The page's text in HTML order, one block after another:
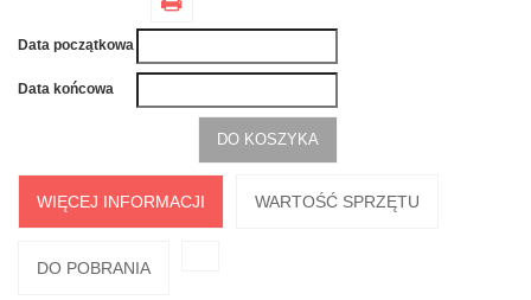
Data początkowa
Data końcowa
DO KOSZYKA
WIĘCEJ INFORMACJI WARTOŚĆ SPRZĘTU
DO POBRANIA